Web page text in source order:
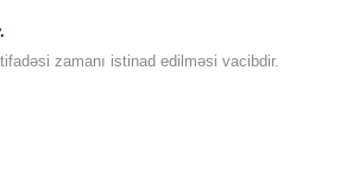
zamanı istinad edilməsi vacibdir.